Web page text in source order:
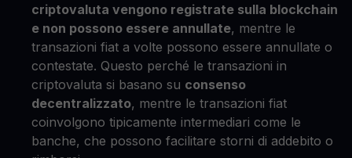
criptovaluta vengono registrate sulla blockchain
e non possono essere annullate, mentre le
transazioni fiat a volte possono essere annullate o
contestate. Questo perché le transazioni in
criptovaluta si basano su consenso
decentralizzato, mentre le transazioni fiat
coinvolgono tipicamente intermediari come le
banche, che possono facilitare storni di addebito o